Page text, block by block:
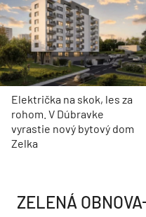
Električka na skok, les za
rohom. V Dúbravke
vyrastie nový bytový dom
Zelka
ZELENÁ OBNOVA